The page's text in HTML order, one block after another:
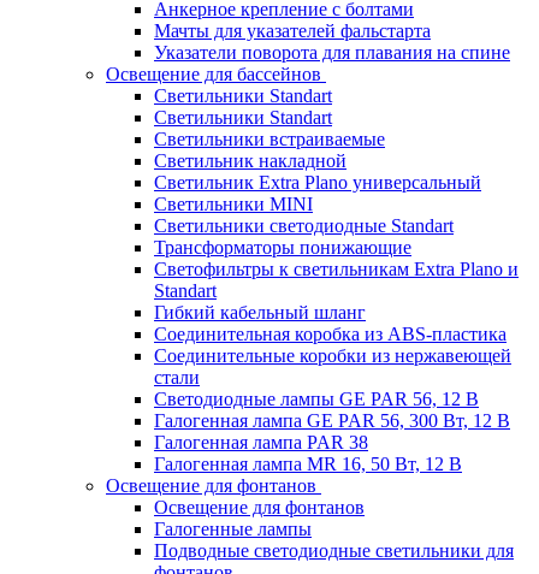
Анкерное крепление с болтами
Мачты для указателей фальстарта
Указатели поворота для плавания на спине
Освещение для бассейнов
Светильники Standart
Светильники Standart
Светильники встраиваемые
Светильник накладной
Светильник Extra Plano универсальный
Светильники MINI
Светильники светодиодные Standart
Трансформаторы понижающие
Светофильтры к светильникам Extra Plano и
Standart
Гибкий кабельный шланг
Соединительная коробка из ABS-пластика
Соединительные коробки из нержавеющей
стали
Светодиодные лампы GE PAR 56, 12 В
Галогенная лампа GE PAR 56, 300 Вт, 12 В
Галогенная лампа PAR 38
Галогенная лампа MR 16, 50 Вт, 12 В
Освещение для фонтанов
Освещение для фонтанов
Галогенные лампы
Подводные светодиодные светильники для